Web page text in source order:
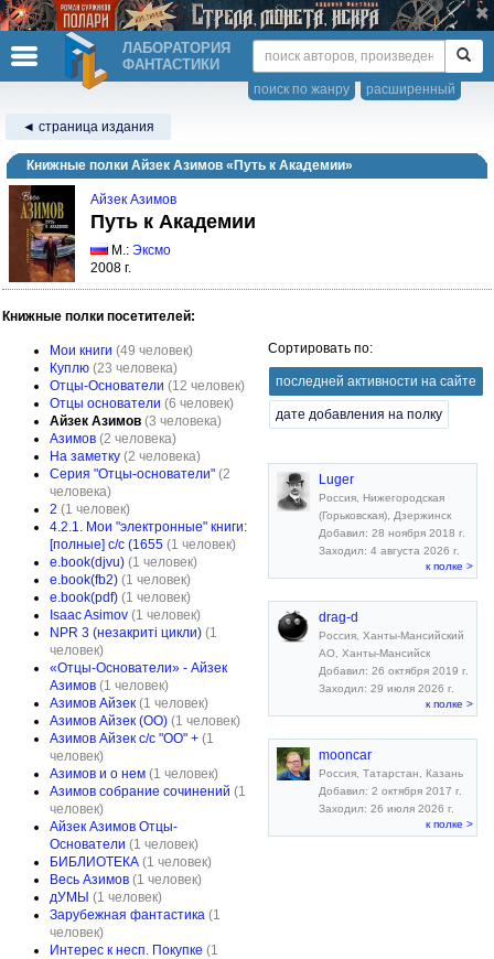
ЛАБОРАТОРИЯ
ФАНТАСТИКИ
расширенный
поиск по жанру
◄ страница издания
Книжные полки Айзек Азимов «Путь к Академии»
Айзек Азимов
Путь к Академии
М.: Эксмо
2008 г.
Книжные полки посетителей:
Мои книги (49 человек)
Куплю (23 человека)
Отцы-Основатели (12 человек)
Отцы основатели (6 человек)
Айзек Азимов (3 человека)
Азимов (2 человека)
На заметку (2 человека)
Серия "Отцы-основатели" (2
человека)
2 (1 человек)
4.2.1. Мои "электронные" книги:
[полные] с/с (1655 (1 человек)
e.book(djvu) (1 человек)
e.book(fb2) (1 человек)
e.book(pdf) (1 человек)
Isaac Asimov (1 человек)
NPR 3 (незакриті цикли) (1
человек)
«Отцы-Основатели» - Айзек
Азимов (1 человек)
Азимов Айзек (1 человек)
Азимов Айзек (ОО) (1 человек)
Азимов Айзек с/с "ОО" + (1
человек)
Азимов и о нем (1 человек)
Азимов собрание сочинений (1
человек)
Айзек Азимов Отцы-
Основатели (1 человек)
БИБЛИОТЕКА (1 человек)
Весь Азимов (1 человек)
дУМЫ (1 человек)
Зарубежная фантастика (1
человек)
Интерес к несп. Покупке (1
Сортировать по:
последней активности на сайте
дате добавления на полку
Luger
Россия, Нижегородская
(Горьковская), Дзержинск
Добавил: 28 ноября 2018 г.
Заходил: 4 августа 2026 г.
к полке >
drag-d
Россия, Ханты-Мансийский
АО, Ханты-Мансийск
Добавил: 26 октября 2019 г.
Заходил: 29 июля 2026 г.
к полке >
mooncar
Россия, Татарстан, Казань
Добавил: 2 октября 2017 г.
Заходил: 26 июля 2026 г.
к полке >